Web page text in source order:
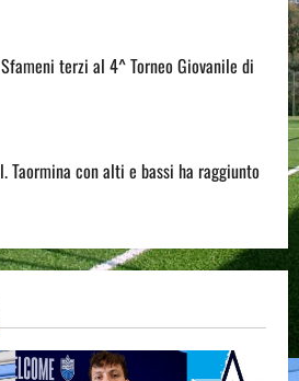
terzi al 4^ Torneo Giovanile di
Taormina con alti e bassi ha raggiunto